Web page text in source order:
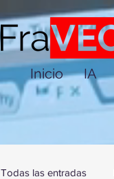
Inicio IA
Todas las entradas